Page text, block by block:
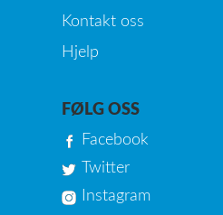
Kontakt oss
Hjelp
FØLG OSS
Facebook
Twitter
Instagram